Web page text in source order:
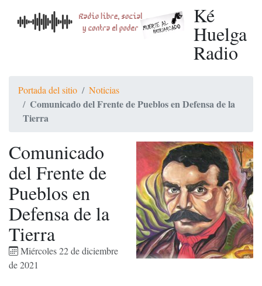
Ké
Huelga
Radio
Portada del sitio Noticias
Comunicado del Frente de Pueblos en Defensa de la
Tierra
Comunicado
del Frente de
Pueblos en
Defensa de la
Tierra
Miércoles 22 de diciembre
de 2021